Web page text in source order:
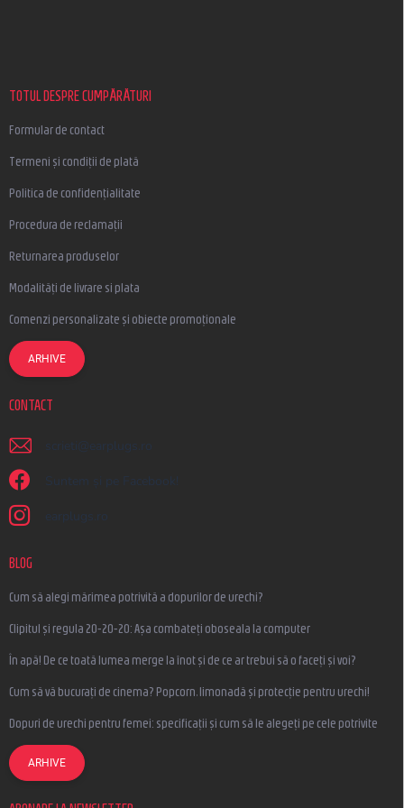
TOTUL DESPRE CUMPĂRĂTURI
Formular de contact
Termeni și condiții de plată
Politica de confidențialitate
Procedura de reclamații
Returnarea produselor
Modalități de livrare si plata
Comenzi personalizate și obiecte promoționale
ARHIVE
CONTACT
scrieti @ earplugs.ro
Suntem și pe Facebook!
earplugs.ro
BLOG
Cum să alegi mărimea potrivită a dopurilor de urechi?
Clipitul și regula 20-20-20: Așa combateți oboseala la computer
În apă! De ce toată lumea merge la înot și de ce ar trebui să o faceți și voi?
Cum să vă bucurați de cinema? Popcorn, limonadă și protecție pentru urechi!
Dopuri de urechi pentru femei: specificații și cum să le alegeți pe cele potrivite
ARHIVE